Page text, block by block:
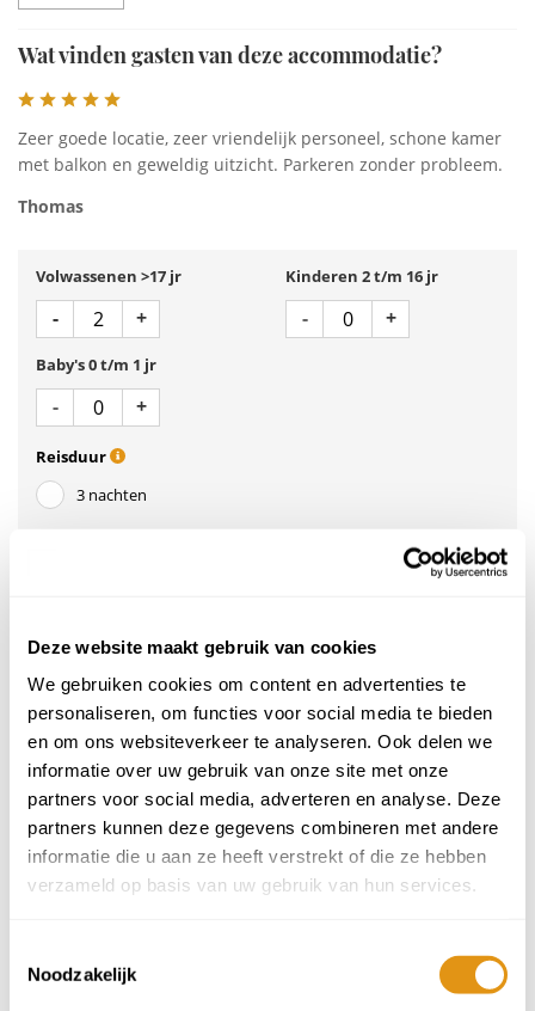
Deze website maakt gebruik van cookies
We gebruiken cookies om content en advertenties te
personaliseren, om functies voor social media te bieden
en om ons websiteverkeer te analyseren. Ook delen we
informatie over uw gebruik van onze site met onze
partners voor social media, adverteren en analyse. Deze
partners kunnen deze gegevens combineren met andere
informatie die u aan ze heeft verstrekt of die ze hebben
verzameld op basis van uw gebruik van hun services.
Noodzakelijk
Wat vinden gasten van deze accommodatie?
Zeer goede locatie, zeer vriendelijk personeel, schone kamer
met balkon en geweldig uitzicht. Parkeren zonder probleem.
Thomas
Volwassenen >17 jr
-Min 1 +Plus 1
Kinderen 2 t/m 16 jr
-Min 1 +Plus 1
Baby's 0 t/m 1 jr
-Min 1 +Plus 1
Reisduur
3 nachten
Aankomstdatum
September 2026
ma di wo do vr za zo
31
549,- 549,- 549,- 549,- 549,-
6
549,-
7 8 9 10 11 12 13
21 22
549,-